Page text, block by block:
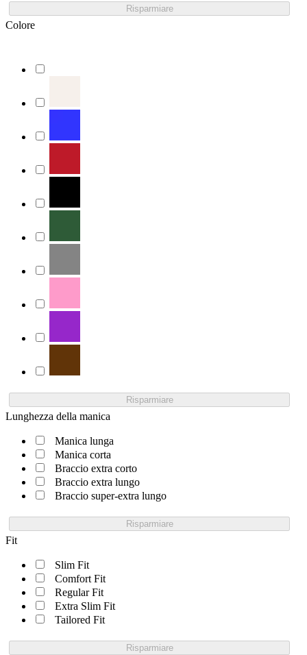
Risparmiare
Colore
Risparmiare
Lunghezza della manica
Manica lunga
Manica corta
Braccio extra corto
Braccio extra lungo
Braccio super-extra lungo
Risparmiare
Fit
Slim Fit
Comfort Fit
Regular Fit
Extra Slim Fit
Tailored Fit
Risparmiare